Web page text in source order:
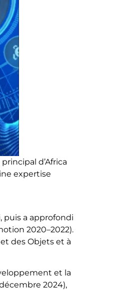
d’Africa
expertise
puis a approfondi
2020–2022).
des Objets et à
et la
2024),